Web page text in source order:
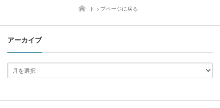
トップページに戻る
アーカイブ